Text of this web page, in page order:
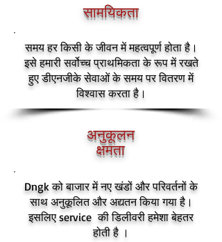
सामयिकता
समय हर किसी के जीवन में महत्वपूर्ण होता है।
इसे हमारी सर्वोच्च प्राथमिकता के रूप में रखते
हुए डीएनजीके सेवाओं के समय पर वितरण में
विश्वास करता है।
अनुकूलन
क्षमता
Dngk को बाजार में नए खंडों और परिवर्तनों के
साथ अनुकूलित और अद्यतन किया गया है।
इसलिए service की डिलीवरी हमेशा बेहतर
होती है ।